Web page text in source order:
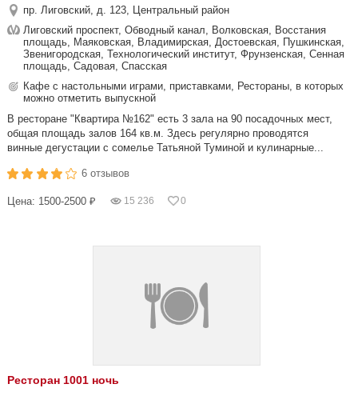
пр. Лиговский, д. 123, Центральный район
Лиговский проспект, Обводный канал, Волковская, Восстания
площадь, Маяковская, Владимирская, Достоевская, Пушкинская,
Звенигородская, Технологический институт, Фрунзенская, Сенная
площадь, Садовая, Спасская
Кафе с настольными играми, приставками, Рестораны, в которых
можно отметить выпускной
В ресторане "Квартира №162" есть 3 зала на 90 посадочных мест,
общая площадь залов 164 кв.м. Здесь регулярно проводятся
винные дегустации с сомелье Татьяной Туминой и кулинарные...
6 отзывов
Цена: 1500-2500 ₽ 15 236 0
Ресторан 1001 ночь